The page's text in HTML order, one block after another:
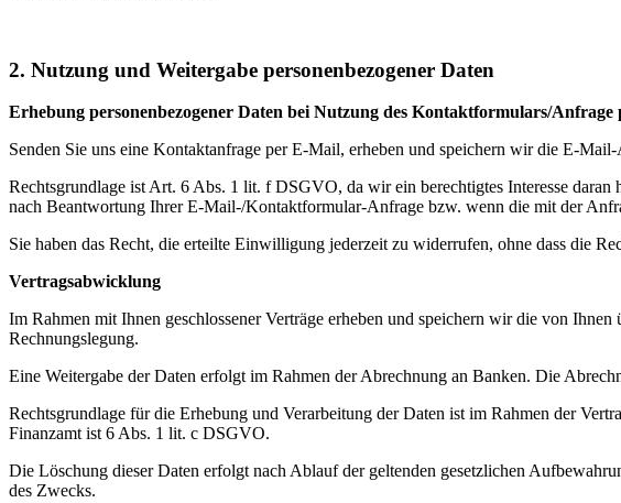
2. Nutzung und Weitergabe personenbezogener Daten
Erhebung personenbezogener Daten bei Nutzung des Kontaktformulars/
Senden Sie uns eine Kontaktanfrage per E-Mail, erheben und speichern wir die E-
Rechtsgrundlage ist Art. 6 Abs. 1 lit. f DSGVO, da wir ein berechtigtes Interesse
nach Beantwortung Ihrer E-Mail-/Kontaktformular-Anfrage bzw. wenn die mit der
Sie haben das Recht, die erteilte Einwilligung jederzeit zu widerrufen, ohne dass die
Vertragsabwicklung
Im Rahmen mit Ihnen geschlossener Verträge erheben und speichern wir die von
Rechnungslegung.
Eine Weitergabe der Daten erfolgt im Rahmen der Abrechnung an Banken. Die
Rechtsgrundlage für die Erhebung und Verarbeitung der Daten ist im Rahmen der
Finanzamt ist 6 Abs. 1 lit. c DSGVO.
Die Löschung dieser Daten erfolgt nach Ablauf der geltenden gesetzlichen
des Zwecks.